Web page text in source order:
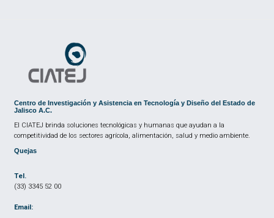
Centro de Investigación y Asistencia en Tecnología y Diseño del Estado de
Jalisco A.C.
El CIATEJ brinda soluciones tecnológicas y humanas que ayudan a la
competitividad de los sectores agrícola, alimentación, salud y medio ambiente.
Quejas
Tel.
(33) 3345 52 00
Email: